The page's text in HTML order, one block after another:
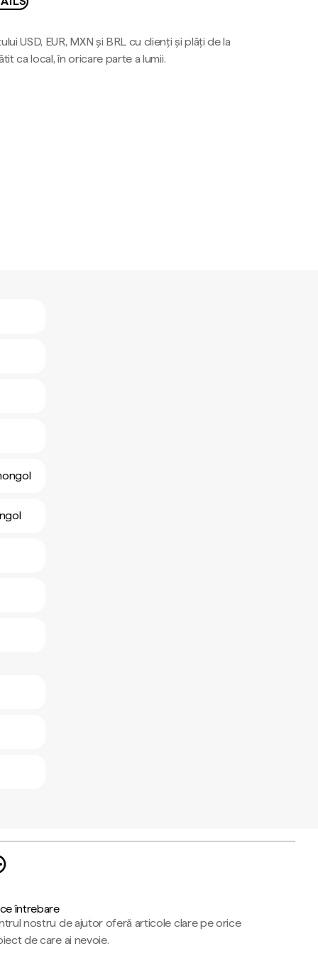
USD, EUR, MXN și BRL cu clienți și plăți de la
ca local, în oricare parte a lumii.
întrebare
nostru de ajutor oferă articole clare pe orice
de care ai nevoie.